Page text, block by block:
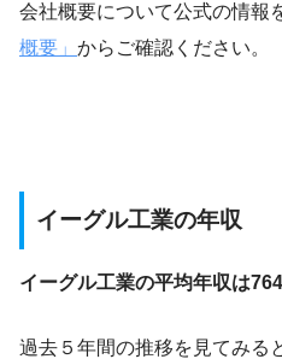
会社概要について公式の情報
概要」 からご確認ください。
イーグル工業の年収
イーグル工業の平均年収は
過去５年間の推移を見てみる